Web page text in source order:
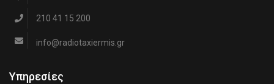
210 41 15 200
info@radiotaxiermis.gr
Υπηρεσίες